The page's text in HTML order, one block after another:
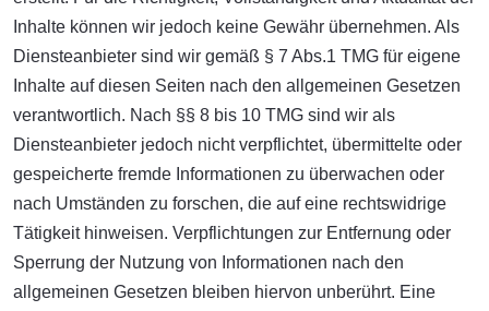
Inhalte können wir jedoch keine Gewähr übernehmen. Als
Diensteanbieter sind wir gemäß § 7 Abs.1 TMG für eigene
Inhalte auf diesen Seiten nach den allgemeinen Gesetzen
verantwortlich. Nach §§ 8 bis 10 TMG sind wir als
Diensteanbieter jedoch nicht verpflichtet, übermittelte oder
gespeicherte fremde Informationen zu überwachen oder
nach Umständen zu forschen, die auf eine rechtswidrige
Tätigkeit hinweisen. Verpflichtungen zur Entfernung oder
Sperrung der Nutzung von Informationen nach den
allgemeinen Gesetzen bleiben hiervon unberührt. Eine